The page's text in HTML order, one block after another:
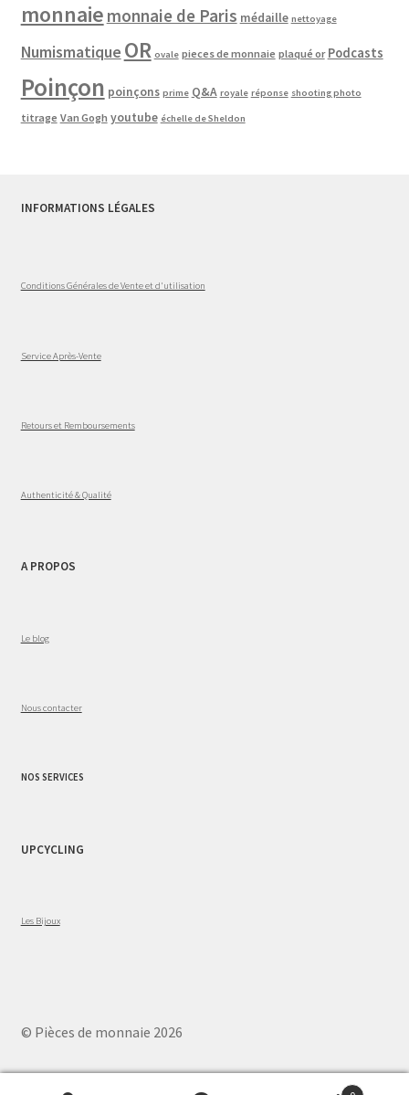
monnaie monnaie de Paris médaille nettoyage
Numismatique OR ovale pieces de monnaie plaqué or Podcasts
Poinçon poinçons prime Q&A royale réponse shooting photo
titrage Van Gogh youtube échelle de Sheldon
INFORMATIONS LÉGALES
Conditions Générales de Vente et d'utilisation
Service Après-Vente
Retours et Remboursements
Authenticité & Qualité
A PROPOS
Le blog
Nous contacter
NOS SERVICES
UPCYCLING
Les Bijoux
© Pièces de monnaie 2026